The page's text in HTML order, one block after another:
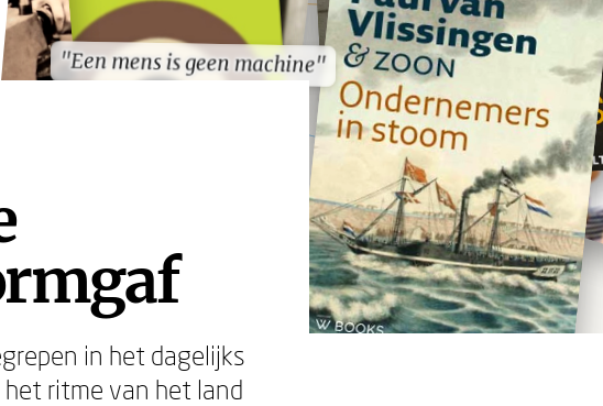
"Een mens is geen machine"
"Een mens is geen machine"
in het dagelijks
ritme van het land